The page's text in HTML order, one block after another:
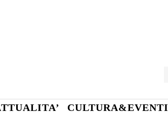
CULTURA&EVENTI